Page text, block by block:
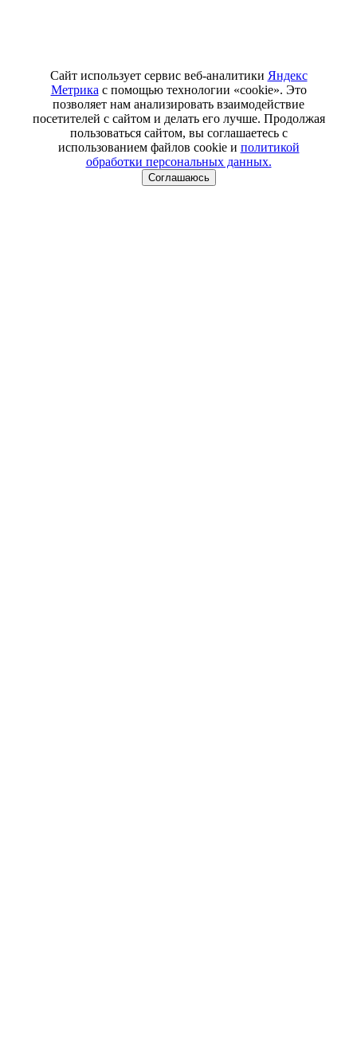
Сайт использует сервис веб-аналитики Яндекс
Метрика с помощью технологии «cookie». Это
позволяет нам анализировать взаимодействие
посетителей с сайтом и делать его лучше. Продолжая
пользоваться сайтом, вы соглашаетесь с
использованием файлов cookie и политикой
обработки персональных данных.
Соглашаюсь